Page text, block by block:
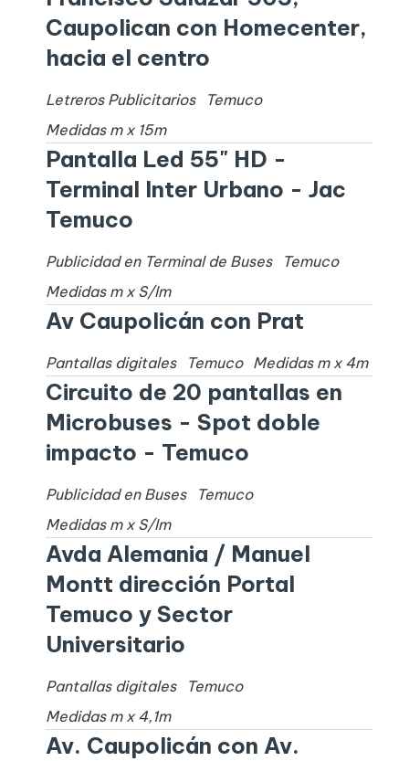
Caupolican con Homecenter,
hacia el centro
Letreros Publicitarios
Temuco
Medidas m x 15m
Pantalla Led 55" HD -
Terminal Inter Urbano - Jac
Temuco
Publicidad en Terminal de Buses
Temuco
Medidas m x S/Im
Av Caupolicán con Prat
Pantallas digitales Temuco Medidas m x 4m
Circuito de 20 pantallas en
Microbuses - Spot doble
impacto - Temuco
Publicidad en Buses
Temuco
Medidas m x S/Im
Avda Alemania / Manuel
Montt dirección Portal
Temuco y Sector
Universitario
Pantallas digitales
Temuco
Medidas m x 4,1m
Av. Caupolicán con Av.